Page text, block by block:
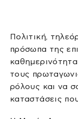
Πολιτική,
πρόσωπα της
τους
ρόλους και να
καταστάσεις